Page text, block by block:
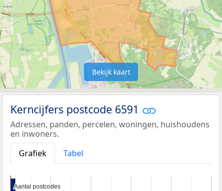
Bekijk kaart
Kerncijfers postcode 6591
Adressen, panden, percelen, woningen, huishoudens
en inwoners.
Grafiek
Tabel
Aantal postcodes
Aantal postcodes